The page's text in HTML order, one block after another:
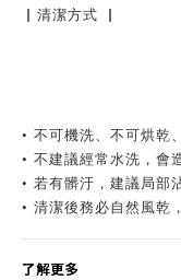
▏清潔方式 ▏
• 不可機洗、不可烘乾
• 不建議經常水洗，會
• 若有髒汙，建議局部
• 清潔後務必自然風乾
了解更多